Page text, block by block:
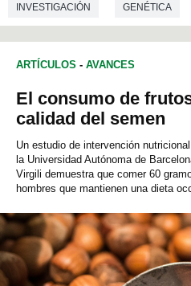
INVESTIGACIÓN GENÉTICA
ARTÍCULOS - AVANCES
El consumo de
calidad del semen
Un estudio de intervención
la Universidad Autónoma de
Virgili demuestra que comer 60
hombres que mantienen una dieta